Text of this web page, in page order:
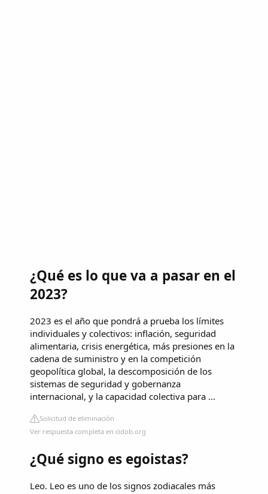
¿Qué es lo que va a pasar en el
2023?
2023 es el año que pondrá a prueba los límites
individuales y colectivos: inflación, seguridad
alimentaria, crisis energética, más presiones en la
cadena de suministro y en la competición
geopolítica global, la descomposición de los
sistemas de seguridad y gobernanza
internacional, y la capacidad colectiva para ...
Solicitud de eliminación
Ver respuesta completa en cidob.org
¿Qué signo es egoistas?
Leo. Leo es uno de los signos zodiacales más